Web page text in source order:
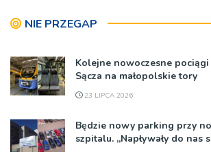
NIE PRZEGAP
Kolejne nowoczesne
Sącza na małopolskie tory
23 LIPCA 2026
Będzie nowy parking przy
szpitalu. „Napływały do nas